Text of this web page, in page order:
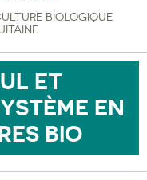
BIOLOGIQUE
ET
EN
BIO